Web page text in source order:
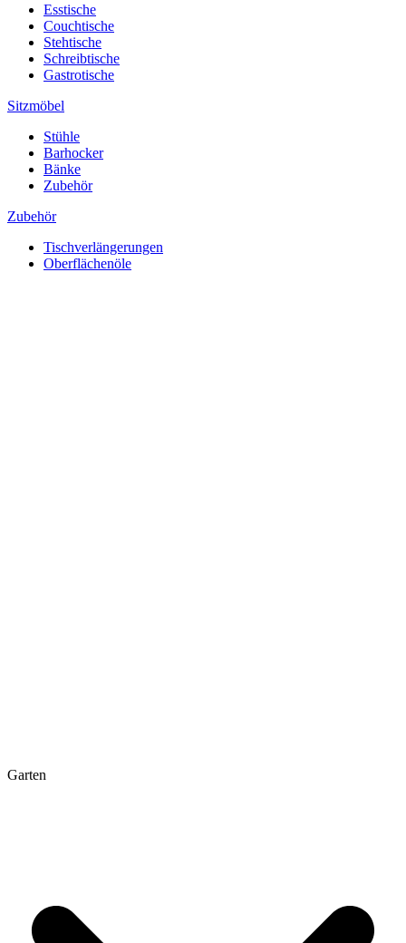
Esstische
Couchtische
Stehtische
Schreibtische
Gastrotische
Sitzmöbel
Stühle
Barhocker
Bänke
Zubehör
Zubehör
Tischverlängerungen
Oberflächenöle
Garten